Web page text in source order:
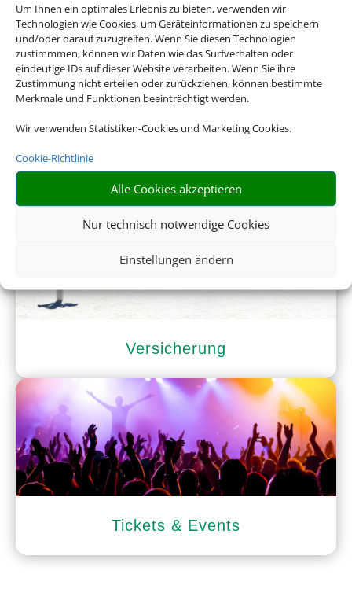
Um Ihnen ein optimales Erlebnis zu bieten, verwenden wir
Technologien wie Cookies, um Geräteinformationen zu speichern
und/oder darauf zuzugreifen. Wenn Sie diesen Technologien
zustimmmen, können wir Daten wie das Surfverhalten oder
eindeutige IDs auf dieser Website verarbeiten. Wenn Sie ihre
Zustimmung nicht erteilen oder zurückziehen, können bestimmte
Merkmale und Funktionen beeinträchtigt werden.
Wir verwenden Statistiken-Cookies und Marketing Cookies.
Cookie-Richtlinie
Alle Cookies akzeptieren
Nur technisch notwendige Cookies
Einstellungen ändern
Mietwagen
Versicherung
Tickets & Events